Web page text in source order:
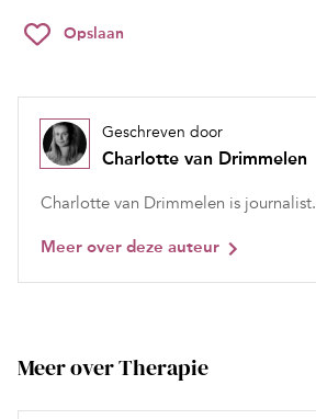
Opslaan
Geschreven door
Charlotte van Drimmelen
Charlotte van Drimmelen is journalist.
Meer over deze auteur
Meer over Therapie